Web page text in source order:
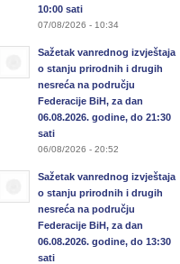
10:00 sati
07/08/2026 - 10:34
Sažetak vanrednog izvještaja
o stanju prirodnih i drugih
nesreća na području
Federacije BiH, za dan
06.08.2026. godine, do 21:30
sati
06/08/2026 - 20:52
Sažetak vanrednog izvještaja
o stanju prirodnih i drugih
nesreća na području
Federacije BiH, za dan
06.08.2026. godine, do 13:30
sati